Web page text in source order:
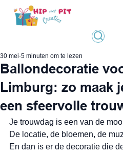
Ballondecoratie
Limburg: zo maak
een sfeervolle
30 mei 5 minuten om te lezen
Je trouwdag is een van de
De locatie, de bloemen, de
En dan is er de decoratie die